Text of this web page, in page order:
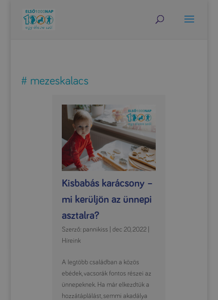
# mezeskalacs
Kisbabás karácsony –
mi kerüljön az ünnepi
asztalra?
Szerző: pannikiss |dec 20, 2022
Híreink
A legtöbb családban a közös
ebédek, vacsorák fontos részei az
ünnepeknek. Ha már elkezdtük a
hozzátáplálást, semmi akadálya